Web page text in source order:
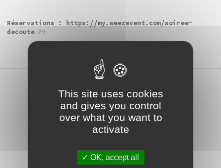
Réservations : https://my.weezevent.com/soiree-
decoute
This site uses cookies
and gives you control
over what you want to
activate
OK, accept all